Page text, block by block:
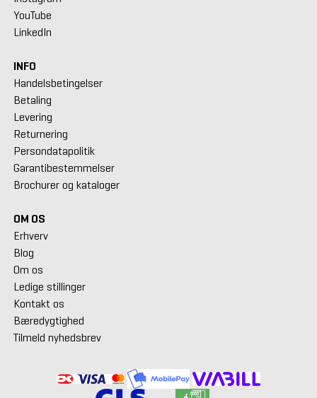
YouTube
LinkedIn
INFO
Handelsbetingelser
Betaling
Levering
Returnering
Persondatapolitik
Garantibestemmelser
Brochurer og kataloger
OM OS
Erhverv
Blog
Om os
Ledige stillinger
Kontakt os
Bæredygtighed
Tilmeld nyhedsbrev